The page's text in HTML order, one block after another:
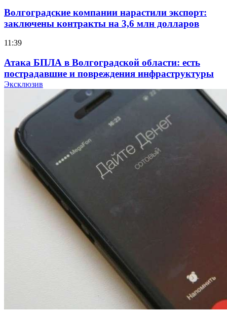
Волгоградские компании нарастили экспорт:
заключены контракты на 3,6 млн долларов
11:39
Атака БПЛА в Волгоградской области: есть
пострадавшие и повреждения инфраструктуры
Волгоградские вузы в топе зарплатного
рейтинга: ВолгГТУ и ВолгГМУ вошли в топ‑15
для химической отрасли и фармацевтики
18:39
В Красноармейском районе Волгограда стартует
конкурс на ремонт моста через Волго‑Донской
судоходный канал
Фестиваль #ТриЧетыре в Волгограде пройдёт
11–13 сентября в рамках Года единства народов
Эксклюзив